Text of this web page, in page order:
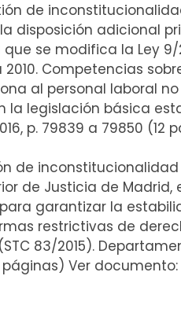
de
disposición adicional
se modifica la Ley
Competencias
al personal laboral
legislación básica
p. 79839 a 79850 (12
de inconstitucionalidad
de Justicia de Madrid,
garantizar la
restrictivas de
83/2015).
páginas) Ver documento: